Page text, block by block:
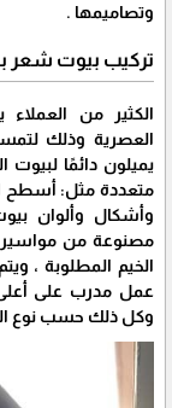
وتصاميمها .
تركيب بيوت شعر
الكثير من
العصرية وذلك
يميلون دائمًا
متعددة مثل: أسطح
وأشكال وألوان
مصنوعة من مواسير
الخيم المطلوبة ،
عمل مدرب على
وكل ذلك حسب نوع